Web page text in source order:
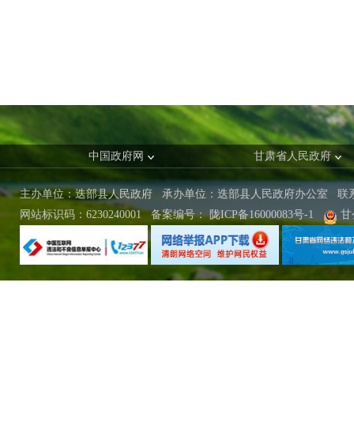
中国政府网 甘肃省人民政府
主办单位：迭部县人民政府 承办单位：迭部县人民政府办公室 联
网站标识码：6230240001
备案编号： 陇ICP备16000083号-1 甘